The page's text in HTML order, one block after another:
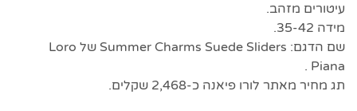
עיטורים מזהב.
מידה 35-42.
שם הדגם: Summer Charms Suede Sliders של Loro
Piana .
תג מחיר מאתר לורו פיאנה כ-2,468 שקלים.